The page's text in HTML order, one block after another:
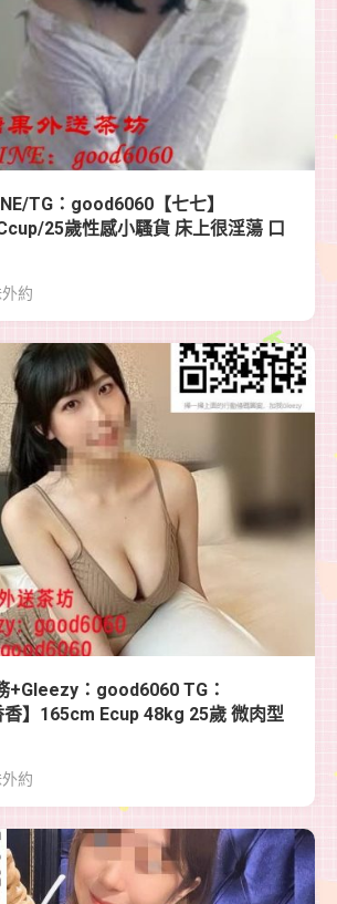
TG：good6060【七七】
25歲性感小騷貨 床上很淫蕩 口
約
+Gleezy：good6060 TG：
】165cm Ecup 48kg 25歲 微肉型
約